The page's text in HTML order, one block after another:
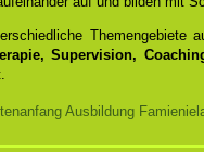
Themengebiete
Supervision,
Ausbildung